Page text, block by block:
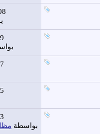
بواسطة